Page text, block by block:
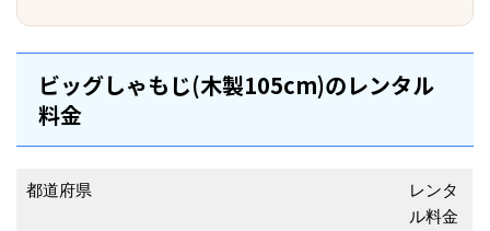
ビッグしゃもじ(木製105cm)のレンタル
料金
都道府県
レンタ
ル料金